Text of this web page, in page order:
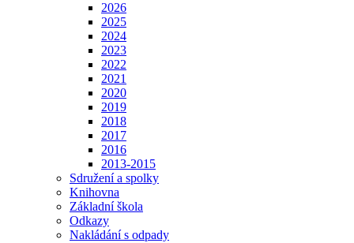
2026
2025
2024
2023
2022
2021
2020
2019
2018
2017
2016
2013-2015
Sdružení a spolky
Knihovna
Základní škola
Odkazy
Nakládání s odpady